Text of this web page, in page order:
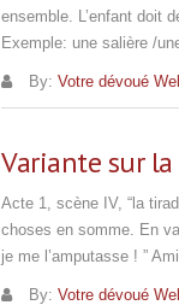
ensemble. L’enfant doit
Exemple: une salière /
By: Votre dévoué
Variante sur
Acte 1, scène IV, “la
choses en somme. En
je me l’amputasse ! ”
By: Votre dévoué